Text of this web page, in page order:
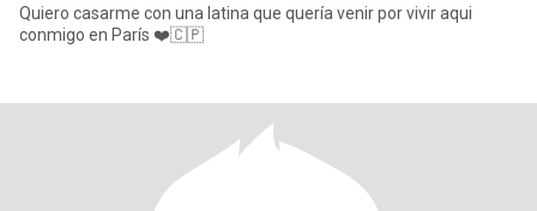
Quiero casarme con una latina que quería venir por vivir aqui
conmigo en París ❤️🇨🇵